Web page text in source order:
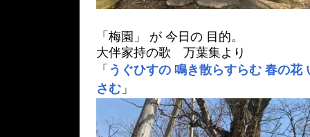
「梅園」 が 今日の 目的。
大伴家持の歌 万葉集より
「 うぐひすの 鳴き散らすらむ 春の花
さむ 」